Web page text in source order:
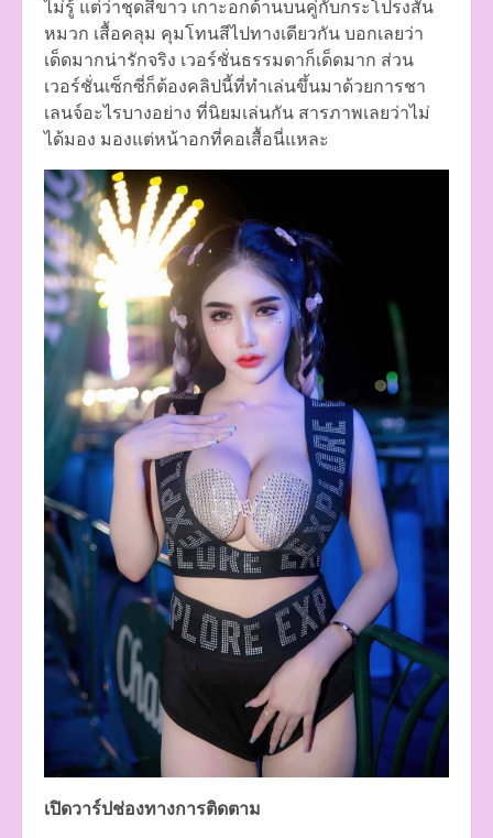
ไม่รู้ แต่ว่าชุดสีขาว เกาะอกด้านบนคู่กับกระโปรงสั้น
หมวก เสื้อคลุม คุมโทนสีไปทางเดียวกัน บอกเลยว่า
เด็ดมากน่ารักจริง เวอร์ชั่นธรรมดาก็เด็ดมาก ส่วน
เวอร์ชั่นเซ็กซี่ก็ต้องคลิปนี้ที่ทำเล่นขึ้นมาด้วยการชา
เลนจ์อะไรบางอย่าง ที่นิยมเล่นกัน สารภาพเลยว่าไม่
ได้มอง มองแต่หน้าอกที่คอเสื้อนี่แหละ
เปิดวาร์ปช่องทางการติดตาม